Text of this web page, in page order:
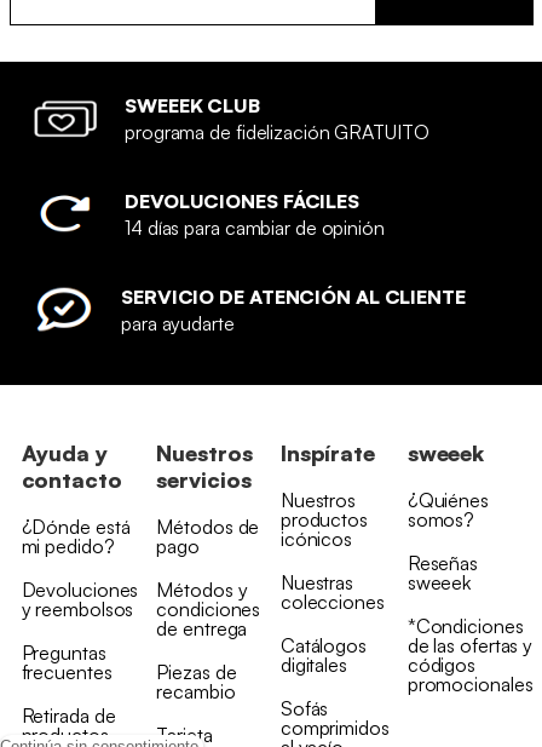
SWEEEK CLUB
programa de fidelización GRATUITO
DEVOLUCIONES FÁCILES
14 días para cambiar de opinión
SERVICIO DE ATENCIÓN AL CLIENTE
para ayudarte
Ayuda y
contacto
¿Dónde está
mi pedido?
Devoluciones
y reembolsos
Preguntas
frecuentes
Retirada de
productos
Nuestros
servicios
Métodos de
pago
Métodos y
condiciones
de entrega
Piezas de
recambio
Tarjeta
Inspírate
Nuestros
productos
icónicos
Nuestras
colecciones
Catálogos
digitales
Sofás
comprimidos
sweeek
¿Quiénes
somos?
Reseñas
sweeek
*Condiciones
de las ofertas y
códigos
promocionales